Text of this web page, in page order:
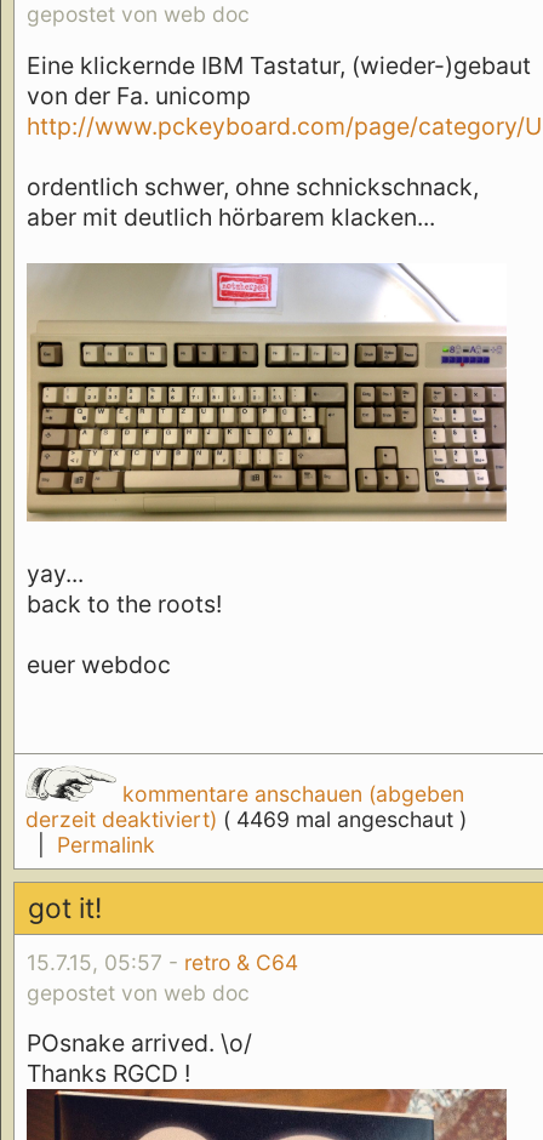
gepostet von web doc
Eine klickernde IBM Tastatur, (wieder-)gebaut
von der Fa. unicomp
http://www.pckeyboard.com/page/category/
ordentlich schwer, ohne schnickschnack,
aber mit deutlich hörbarem klacken...
yay...
back to the roots!
euer webdoc
kommentare anschauen (abgeben
derzeit deaktiviert) ( 4469 mal angeschaut )
Permalink
got it!
15.7.15, 05:57 - retro & C64
gepostet von web doc
POsnake arrived. \o/
Thanks RGCD !